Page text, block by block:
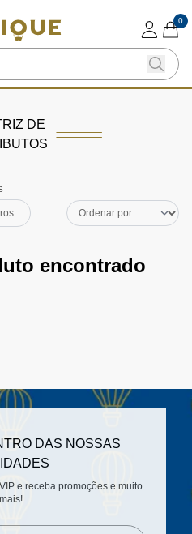
0
DE
encontrado
DAS NOSSAS
e receba promoções e muito
mais!